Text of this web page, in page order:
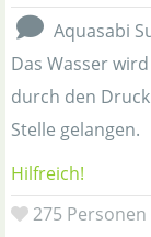
Aquasabi
Das Wasser
durch den
Stelle gelangen.
Hilfreich!
275